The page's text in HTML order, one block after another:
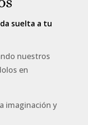
suelta a tu
nuestros
en
imaginación y